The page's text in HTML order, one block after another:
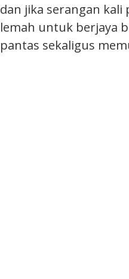
dan jika serangan kali
lemah untuk berjaya
pantas sekaligus